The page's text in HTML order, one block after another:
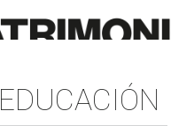
EDUCACIÓN